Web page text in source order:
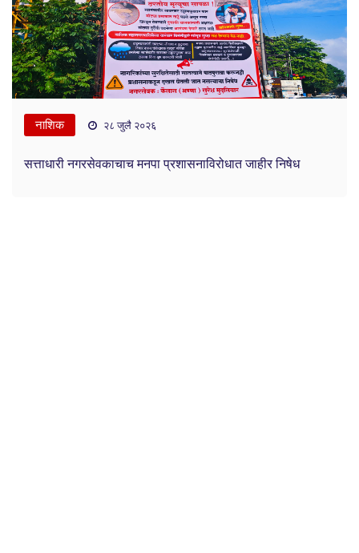
नाशिक २८ जुलै २०२६
सत्ताधारी नगरसेवकाचाच मनपा प्रशासनाविरोधात जाहीर निषेध